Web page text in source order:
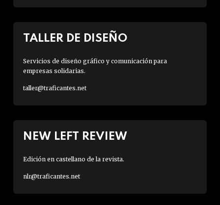
TALLER DE DISEÑO
Servicios de diseño gráfico y comunicación para
empresas solidarias.
taller@traficantes.net
NEW LEFT REVIEW
Edición en castellano de la revista.
nlr@traficantes.net